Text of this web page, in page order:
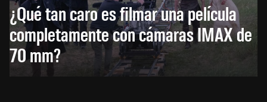
¿Qué tan caro es filmar una película
completamente con cámaras IMAX de
70 mm?